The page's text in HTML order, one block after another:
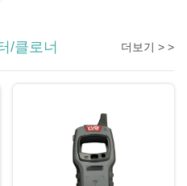
/클로너 더보기 > >